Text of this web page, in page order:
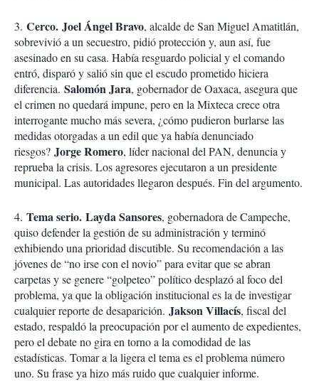
3. Cerco. Joel Ángel Bravo, alcalde de San Miguel Amatitlán,
sobrevivió a un secuestro, pidió protección y, aun así, fue
asesinado en su casa. Había resguardo policial y el comando
entró, disparó y salió sin que el escudo prometido hiciera
diferencia. Salomón Jara, gobernador de Oaxaca, asegura que
el crimen no quedará impune, pero en la Mixteca crece otra
interrogante mucho más severa, ¿cómo pudieron burlarse las
medidas otorgadas a un edil que ya había denunciado
riesgos? Jorge Romero, líder nacional del PAN, denuncia y
reprueba la crisis. Los agresores ejecutaron a un presidente
municipal. Las autoridades llegaron después. Fin del argumento.
4. Tema serio. Layda Sansores, gobernadora de Campeche,
quiso defender la gestión de su administración y terminó
exhibiendo una prioridad discutible. Su recomendación a las
jóvenes de “no irse con el novio” para evitar que se abran
carpetas y se genere “golpeteo” político desplazó al foco del
problema, ya que la obligación institucional es la de investigar
cualquier reporte de desaparición. Jakson Villacís, fiscal del
estado, respaldó la preocupación por el aumento de expedientes,
pero el debate no gira en torno a la comodidad de las
estadísticas. Tomar a la ligera el tema es el problema número
uno. Su frase ya hizo más ruido que cualquier informe.